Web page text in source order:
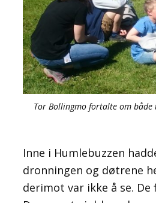
Tor Bollingmo fortalte om både
Inne i Humlebuzzen
dronningen og døtrene
derimot var ikke å se.